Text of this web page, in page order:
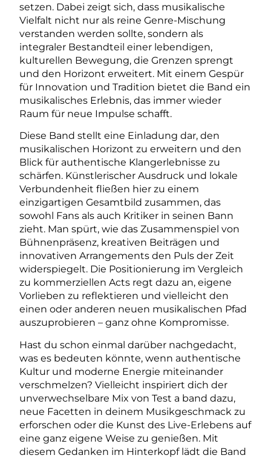
setzen. Dabei zeigt sich, dass musikalische
Vielfalt nicht nur als reine Genre-Mischung
verstanden werden sollte, sondern als
integraler Bestandteil einer lebendigen,
kulturellen Bewegung, die Grenzen sprengt
und den Horizont erweitert. Mit einem Gespür
für Innovation und Tradition bietet die Band ein
musikalisches Erlebnis, das immer wieder
Raum für neue Impulse schafft.
Diese Band stellt eine Einladung dar, den
musikalischen Horizont zu erweitern und den
Blick für authentische Klangerlebnisse zu
schärfen. Künstlerischer Ausdruck und lokale
Verbundenheit fließen hier zu einem
einzigartigen Gesamtbild zusammen, das
sowohl Fans als auch Kritiker in seinen Bann
zieht. Man spürt, wie das Zusammenspiel von
Bühnenpräsenz, kreativen Beiträgen und
innovativen Arrangements den Puls der Zeit
widerspiegelt. Die Positionierung im Vergleich
zu kommerziellen Acts regt dazu an, eigene
Vorlieben zu reflektieren und vielleicht den
einen oder anderen neuen musikalischen Pfad
auszuprobieren – ganz ohne Kompromisse.
Hast du schon einmal darüber nachgedacht,
was es bedeuten könnte, wenn authentische
Kultur und moderne Energie miteinander
verschmelzen? Vielleicht inspiriert dich der
unverwechselbare Mix von Test a band dazu,
neue Facetten in deinem Musikgeschmack zu
erforschen oder die Kunst des Live-Erlebens auf
eine ganz eigene Weise zu genießen. Mit
diesem Gedanken im Hinterkopf lädt die Band